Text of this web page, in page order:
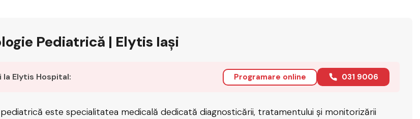
Pediatrică | Elytis Iași
la Elytis Hospital: Programare online 031 9006
este specialitatea medicală dedicată diagnosticării, tratamentului și monitorizării